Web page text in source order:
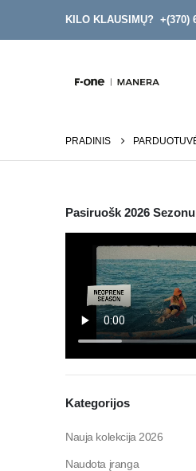
KILO KLAUSIMŲ? +(370)
PRADINIS
Pasiruošk 2026
Kategorijos
Nauja kolekcija 2026
Naudota įranga